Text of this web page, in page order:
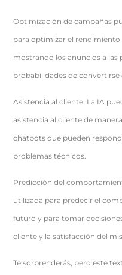
Optimización de campañas
para optimizar el rendimiento
mostrando los anuncios a las
probabilidades de convertirse
Asistencia al cliente: La IA
asistencia al cliente de
chatbots que pueden
problemas técnicos.
Predicción del
utilizada para predecir el
futuro y para tomar
cliente y la satisfacción del
Te sorprenderás, pero este